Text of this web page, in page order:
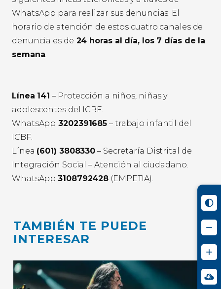
WhatsApp para realizar sus denuncias. El
horario de atención de estos cuatro canales de
denuncia es de 24 horas al día, los 7 días de la
semana.
Línea 141 – Protección a niños, niñas y
adolescentes del ICBF.
WhatsApp 3202391685 – trabajo infantil del
ICBF.
Línea (601) 3808330 – Secretaría Distrital de
Integración Social – Atención al ciudadano.
WhatsApp3108792428 (EMPETIA).
TAMBIÉN TE PUEDE
INTERESAR